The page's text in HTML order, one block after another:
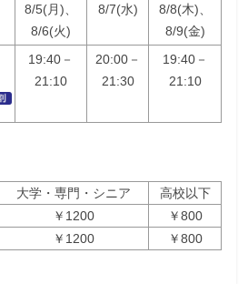
8/5(月)、
8/6(火)
8/7(水)
8/8(木)、
8/9(金)
19:40－
21:10
20:00－
21:30
19:40－
21:10
大学・専門・シニア
高校以下
￥1200
￥800
￥1200 ￥800